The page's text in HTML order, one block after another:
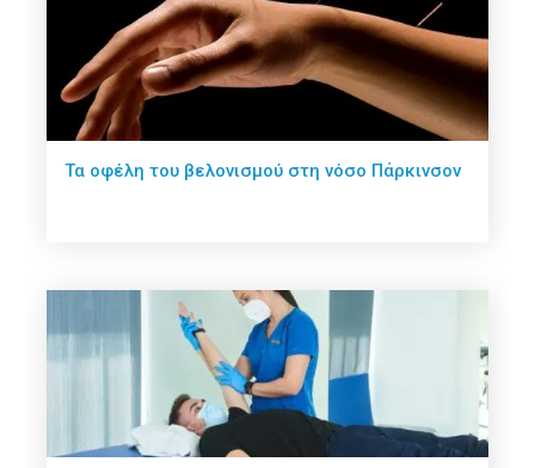
Τα οφέλη του βελονισμού στη νόσο Πάρκινσον